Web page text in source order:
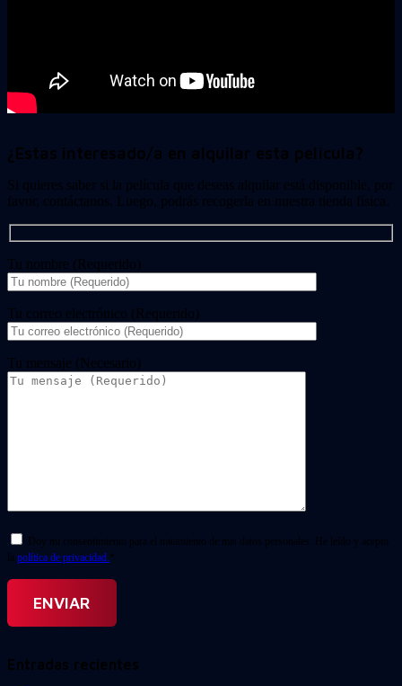
¿Estas interesado/a en alquilar esta película?
Si quieres saber si la película que deseas alquilar está disponible, por
favor, contáctanos. Luego, podrás recogerla en nuestra tienda física.
Tu nombre (Requerido)
Tu correo electrónico (Requerido)
Tu mensaje (Necesario)
Doy mi consentimiento para el tratamiento de mis datos personales. He leído y acepto
la política de privacidad. *
Entradas recientes